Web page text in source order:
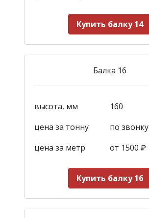
Купить балку 14
Балка 16
высота, мм
160
цена за тонну
по звонку
цена за метр
от 1500 ₽
Купить балку 16